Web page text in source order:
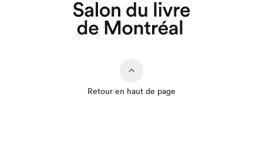
Retour en haut de page